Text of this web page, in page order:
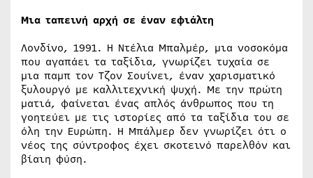
Μια ταπεινή αρχή σε έναν εφιάλτη
Λονδίνο, 1991. Η Ντέλια Μπαλμέρ, μια νοσοκόμα
που αγαπάει τα ταξίδια, γνωρίζει τυχαία σε
μια παμπ τον Τζον Σουίνει, έναν χαρισματικό
ξυλουργό με καλλιτεχνική ψυχή. Με την πρώτη
ματιά, φαίνεται ένας απλός άνθρωπος που τη
γοητεύει με τις ιστορίες από τα ταξίδια του σε
όλη την Ευρώπη. Η Μπάλμερ δεν γνωρίζει ότι ο
νέος της σύντροφος έχει σκοτεινό παρελθόν και
βίαιη φύση.